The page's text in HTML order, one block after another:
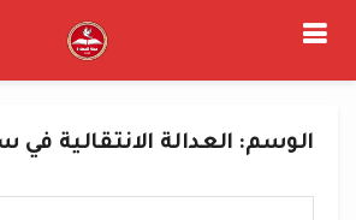
الوسم: العدالة الانتقالية في